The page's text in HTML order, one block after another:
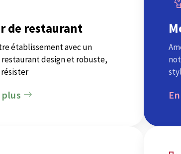
de restaurant
établissement avec un
design et robuste,
plus